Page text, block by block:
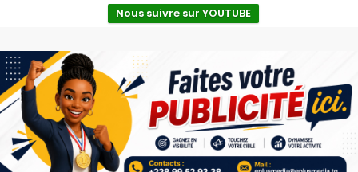
Nous suivre sur YOUTUBE